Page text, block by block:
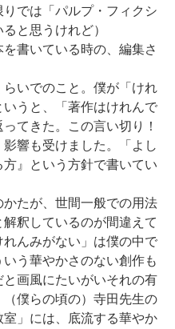
では「パルプ・フィクシ
と思うけれど）
書いている時の、編集さ
いでのこと。僕が「けれ
うと、「著作はけれんで
てきた。この言い切り！
響も受けました。「よし
』という方針で書いてい
たが、世間一般での用法
釈しているのが間違えて
んみがない」は僕の中で
う華やかさのない創作も
画風にたいがいそれの有
僕らの頃の）寺田先生の
室」には、底流する華やか